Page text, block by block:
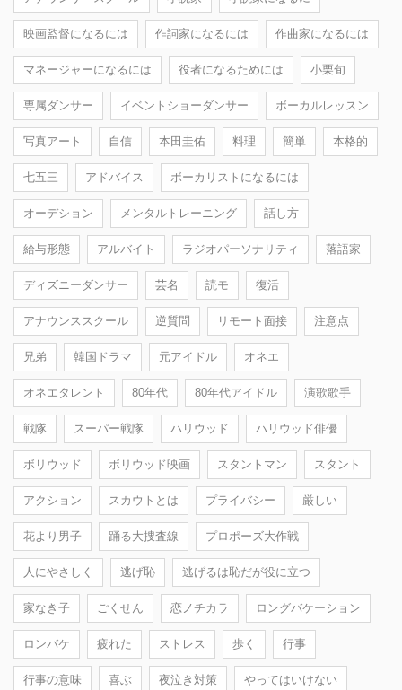
映画監督になるには 作詞家になるには 作曲家になるには
マネージャーになるには 役者になるためには 小栗旬
専属ダンサー イベントショーダンサー ボーカルレッスン
写真アート 自信 本田圭佑 料理 簡単 本格的
七五三 アドバイス ボーカリストになるには
オーデション メンタルトレーニング 話し方
給与形態 アルバイト ラジオパーソナリティ 落語家
ディズニーダンサー 芸名 読モ 復活
アナウンススクール 逆質問 リモート面接 注意点
兄弟 韓国ドラマ 元アイドル オネエ
オネエタレント 80年代 80年代アイドル 演歌歌手
戦隊 スーパー戦隊 ハリウッド ハリウッド俳優
ボリウッド ボリウッド映画 スタントマン スタント
アクション スカウトとは プライバシー 厳しい
花より男子 踊る大捜査線 プロポーズ大作戦
人にやさしく 逃げ恥 逃げるは恥だが役に立つ
家なき子 ごくせん 恋ノチカラ ロングバケーション
ロンバケ 疲れた ストレス 歩く 行事
行事の意味 喜ぶ 夜泣き対策 やってはいけない